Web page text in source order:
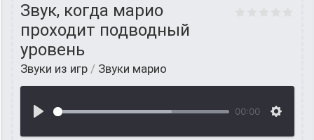
Звук, когда марио
проходит подводный
уровень
Звуки из игр / Звуки марио
00:00